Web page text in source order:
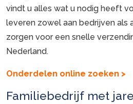
vindt u alles wat u nodig heeft
leveren zowel aan bedrijven als
zorgen voor een snelle
Nederland.
Onderdelen online zoeken >
Familiebedrijf met